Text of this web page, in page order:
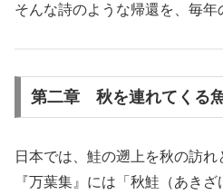
そんな詩のような帰還を、毎年
第二章 秋を連れてくる
日本では、鮭の遡上を秋の訪れ
『万葉集』には「秋鮭（あき